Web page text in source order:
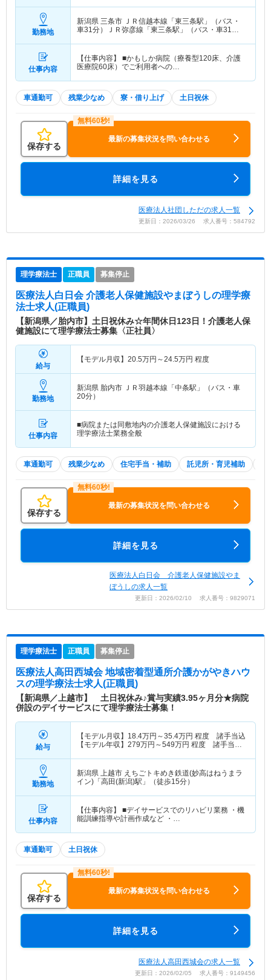
勤務地
新潟県 三条市 ＪＲ信越本線「東三条駅」（バス・
車31分）ＪＲ弥彦線「東三条駅」（バス・車31
仕事内容
【仕事内容】 ■かもしか病院（療養型120床、介護
医療院60床）でご利用者への…
車通勤可 残業少なめ 寮・借り上げ 土日祝休
保存する
最新の募集状況を問い合わせる
詳細を見る
医療法人社団しただの求人一覧
更新日：2026/03/26 求人番号：584792
理学療法士 正職員 募集停止
医療法人白日会 介護老人保健施設やまぼうしの理学療
法士求人(正職員)
【新潟県／胎内市】土日祝休み☆年間休日123日！介護老人保
健施設にて理学療法士募集〈正社員〉
給与
【モデル月収】 20.5万円～24.5万円 程度
勤務地
新潟県 胎内市 ＪＲ羽越本線「中条駅」（バス・車
20分）
仕事内容
■病院または同敷地内の介護老人保健施設における
理学療法士業務全般
車通勤可 残業少なめ 住宅手当・補助 託児所・育児補助
保存する
最新の募集状況を問い合わせる
詳細を見る
医療法人白日会 介護老人保健施設やま
ぼうしの求人一覧
更新日：2026/02/10 求人番号：9829071
理学療法士 正職員 募集停止
医療法人高田西城会 地域密着型通所介護かがやきハウ
スの理学療法士求人(正職員)
【新潟県／上越市】 土日祝休み♪賞与実績3.95ヶ月分★病院
併設のデイサービスにて理学療法士募集！
給与
【モデル月収】 18.4万円～35.4万円 程度 諸手当込
【モデル年収】 279万円～549万円 程度 諸手当・
勤務地
新潟県 上越市 えちごトキめき鉄道(妙高はねうまラ
イン)「高田(新潟)駅」（徒歩15分）
仕事内容
【仕事内容】 ■デイサービスでのリハビリ業務 ・機
能訓練指導や計画作成など ・…
車通勤可 土日祝休
保存する
最新の募集状況を問い合わせる
詳細を見る
医療法人高田西城会の求人一覧
更新日：2026/02/05 求人番号：9149456